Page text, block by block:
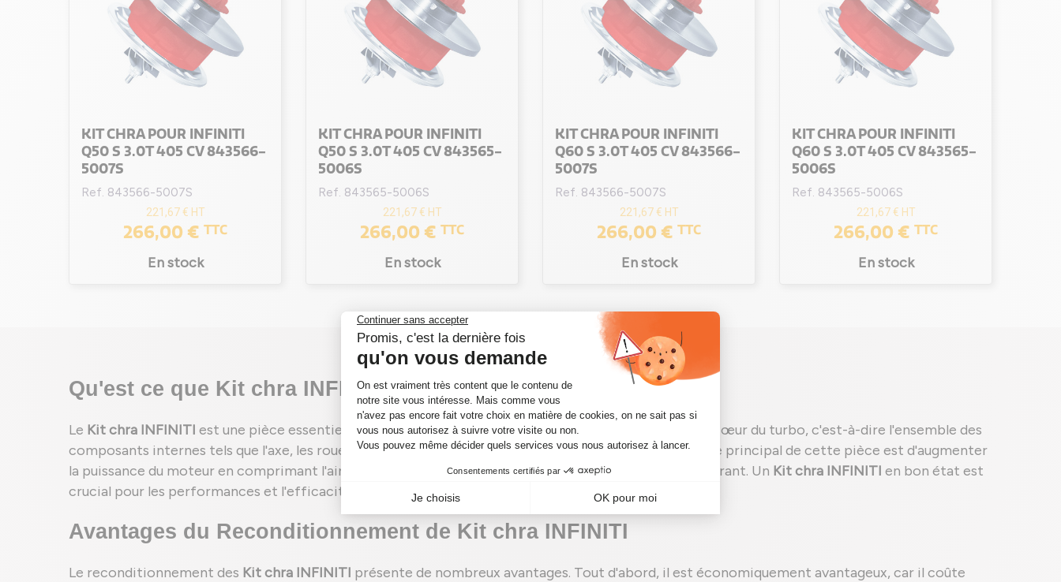
KIT CHRA POUR INFINITI
Q50 S 3.0T 405 CV 843566-
5007S
Ref. 843566-5007S
221,67 € HT
266,00 € TTC
En stock
KIT CHRA POUR INFINITI
Q50 S 3.0T 405 CV 843565-
5006S
Ref. 843565-5006S
221,67 € HT
266,00 € TTC
En stock
KIT CHRA POUR INFINITI
Q60 S 3.0T 405 CV 843566-
5007S
Ref. 843566-5007S
221,67 € HT
266,00 € TTC
En stock
KIT CHRA POUR INFINITI
Q60 S 3.0T 405 CV 843565-
5006S
Ref. 843565-5006S
221,67 € HT
266,00 € TTC
En stock
Qu'est ce que Kit chra INFINITI
Le Kit chra INFINITI est une pièce essentielle du turbocompresseur de votre véhicule. Il comprend le cœur du turbo, c'est-à-dire l'ensemble des
composants internes tels que l'axe, les roues de turbine et de compresseur, ainsi que les paliers. Le rôle principal de cette pièce est d'augmenter
la puissance du moteur en comprimant l'air entrant, ce qui permet une meilleure combustion du carburant. Un Kit chra INFINITI en bon état est
crucial pour les performances et l'efficacité du moteur, garantissant une conduite fluide et réactive.
Avantages du Reconditionnement de Kit chra INFINITI
Le reconditionnement des Kit chra INFINITI présente de nombreux avantages. Tout d'abord, il est économiquement avantageux, car il coûte